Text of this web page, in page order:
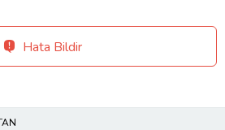
Hata Bildir